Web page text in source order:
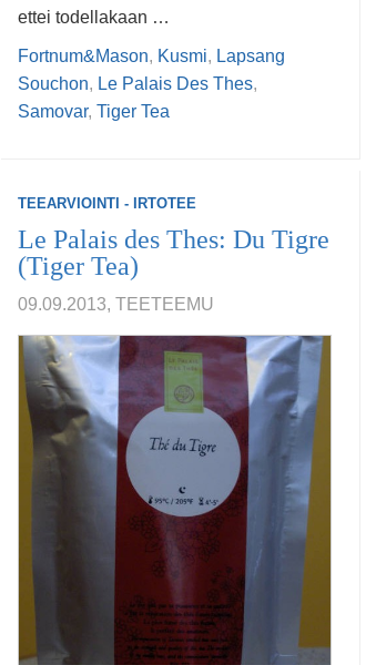
ettei todellakaan …
Fortnum&Mason, Kusmi, Lapsang
Souchon, Le Palais Des Thes,
Samovar, Tiger Tea
TEEARVIOINTI - IRTOTEE
Le Palais des Thes: Du Tigre
(Tiger Tea)
09.09.2013, TEETEEMU